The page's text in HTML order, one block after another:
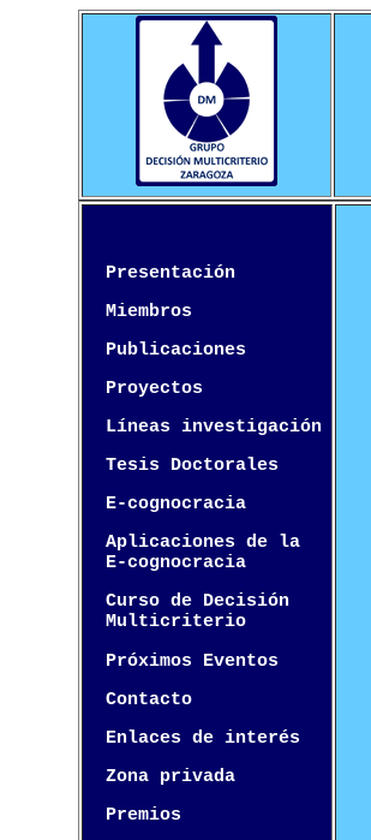
Presentación
Miembros
Publicaciones
Proyectos
Líneas investigación
Tesis Doctorales
E-cognocracia
Aplicaciones de la
E-cognocracia
Curso de Decisión
Multicriterio
Próximos Eventos
Contacto
Enlaces de interés
Zona privada
Premios